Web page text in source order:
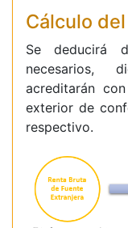
Cálculo
Se deducirá
necesarios,
acreditarán
exterior de
respectivo.